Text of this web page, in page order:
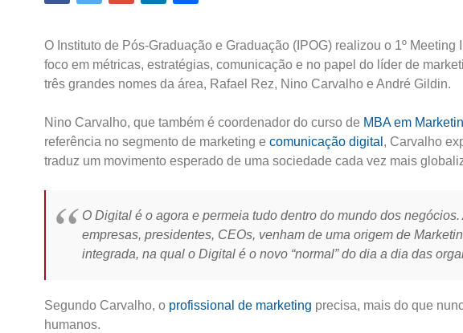
O Instituto de Pós-Graduação e Graduação (IPOG) realizou o 1º
foco em métricas, estratégias, comunicação e no papel do líder de
três grandes nomes da área, Rafael Rez, Nino Carvalho e André Gildin.
Nino Carvalho, que também é coordenador do curso de MBA em
referência no segmento de marketing e comunicação digital , Carvalho
traduz um movimento esperado de uma sociedade cada vez mais
O Digital é o agora e permeia tudo dentro do mundo dos
empresas, presidentes, CEOs, venham de uma origem de
integrada, na qual o Digital é o novo “normal” do dia a dia das
Segundo Carvalho, o profissional de marketing precisa, mais do que
humanos.